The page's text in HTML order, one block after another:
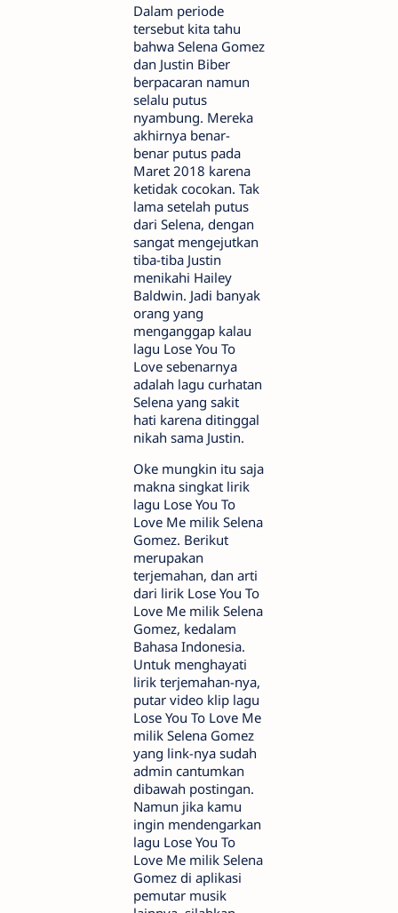
Dalam periode
tersebut kita tahu
bahwa Selena Gomez
dan Justin Biber
berpacaran namun
selalu putus
nyambung. Mereka
akhirnya benar-
benar putus pada
Maret 2018 karena
ketidak cocokan. Tak
lama setelah putus
dari Selena, dengan
sangat mengejutkan
tiba-tiba Justin
menikahi Hailey
Baldwin. Jadi banyak
orang yang
menganggap kalau
lagu Lose You To
Love sebenarnya
adalah lagu curhatan
Selena yang sakit
hati karena ditinggal
nikah sama Justin.
Oke mungkin itu saja
makna singkat lirik
lagu Lose You To
Love Me milik Selena
Gomez. Berikut
merupakan
terjemahan, dan arti
dari lirik Lose You To
Love Me milik Selena
Gomez, kedalam
Bahasa Indonesia.
Untuk menghayati
lirik terjemahan-nya,
putar video klip lagu
Lose You To Love Me
milik Selena Gomez
yang link-nya sudah
admin cantumkan
dibawah postingan.
Namun jika kamu
ingin mendengarkan
lagu Lose You To
Love Me milik Selena
Gomez di aplikasi
pemutar musik